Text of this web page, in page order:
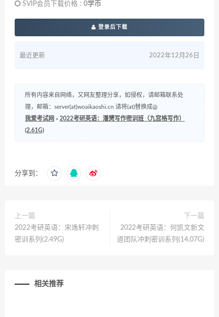
SVIP会员下载价格 : 0学币
登录后下载
最近更新 2022年12月26日
所有内容来自网络，又网友整理分享，如侵权，请邮箱联系处
理，邮箱：server(at)woaikaoshi.cn 请将(at)替换成@
我爱考试网 » 2022考研英语：潘赟写作密训班（九宫格写作）
(2.61G)
分享到：
上一篇
2022考研英语：宋逸轩冲刺
密训系列(2.49G)
下一篇
2022考研英语：何凯文新文
道团队冲刺密训系列(14.07G)
相关推荐